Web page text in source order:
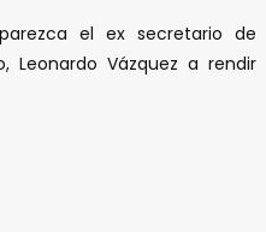
el ex secretario de
Leonardo Vázquez a rendir